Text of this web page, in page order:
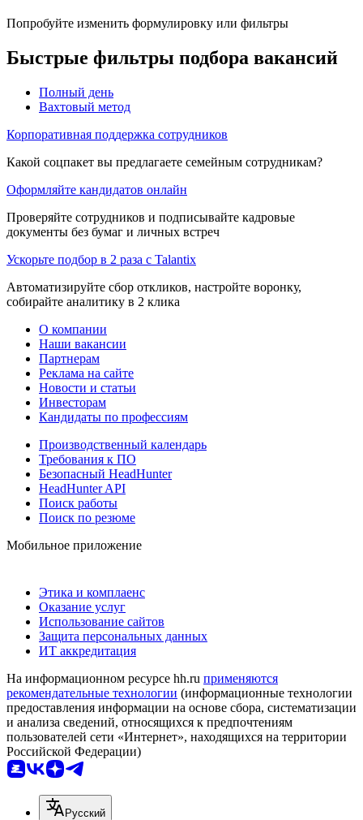
Попробуйте изменить формулировку или фильтры
Быстрые фильтры подбора вакансий
Полный день
Вахтовый метод
Корпоративная поддержка сотрудников
Какой соцпакет вы предлагаете семейным сотрудникам?
Оформляйте кандидатов онлайн
Проверяйте сотрудников и подписывайте кадровые
документы без бумаг и личных встреч
Ускорьте подбор в 2 раза с Talantix
Автоматизируйте сбор откликов, настройте воронку,
собирайте аналитику в 2 клика
О компании
Наши вакансии
Партнерам
Реклама на сайте
Новости и статьи
Инвесторам
Кандидаты по профессиям
Производственный календарь
Требования к ПО
Безопасный HeadHunter
HeadHunter API
Поиск работы
Поиск по резюме
Мобильное приложение
Этика и комплаенс
Оказание услуг
Использование сайтов
Защита персональных данных
ИТ аккредитация
На информационном ресурсе hh.ru применяются
рекомендательные технологии (информационные технологии
предоставления информации на основе сбора, систематизации
и анализа сведений, относящихся к предпочтениям
пользователей сети «Интернет», находящихся на территории
Российской Федерации)
Русский